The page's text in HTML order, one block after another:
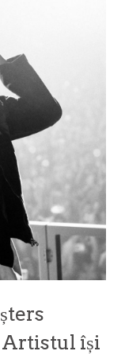
Artistul își